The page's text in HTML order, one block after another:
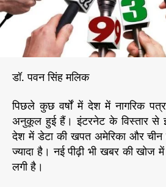
r
डॉ. पवन सिंह मलिक
पिछले कुछ वर्षों में देश में नागरिक
अनुकूल हुई हैं। इंटरनेट के विस्तार से
देश में डेटा की खपत अमेरिका और
ज्यादा है। नई पीढ़ी भी खबर की खोज
लगी है।